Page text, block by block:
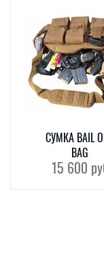
СУМКА BAIL
BAG
15 600